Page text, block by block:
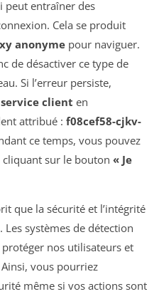
peut entraîner des
Cela se produit
anonyme pour naviguer.
de désactiver ce type de
Si l’erreur persiste,
service client en
attribué : f08cef58-cjkv-
ce temps, vous pouvez
sur le bouton « Je
que la sécurité et l’intégrité
systèmes de détection
nos utilisateurs et
vous pourriez
même si vos actions sont